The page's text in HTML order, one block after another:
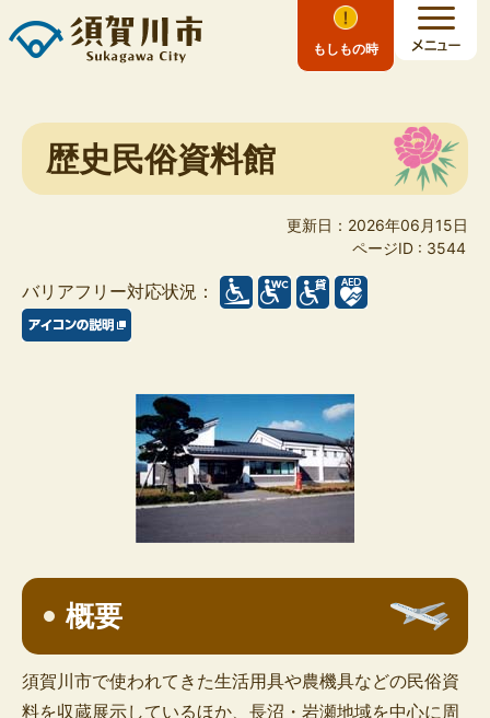
もしもの時
歴史民俗資料館
更新日：2026年06月15日
ページID : 3544
バリアフリー対応状況：
概要
須賀川市で使われてきた生活用具や農機具などの民俗資
料を収蔵展示しているほか、長沼・岩瀬地域を中心に周